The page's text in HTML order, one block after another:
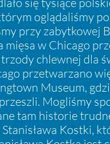
oglądaliśmy
przy zabytkowej
mięsa w Chicago
chlewnej dla
przetwarzano
Museum,
Mogliśmy
tam historie
Kostki,